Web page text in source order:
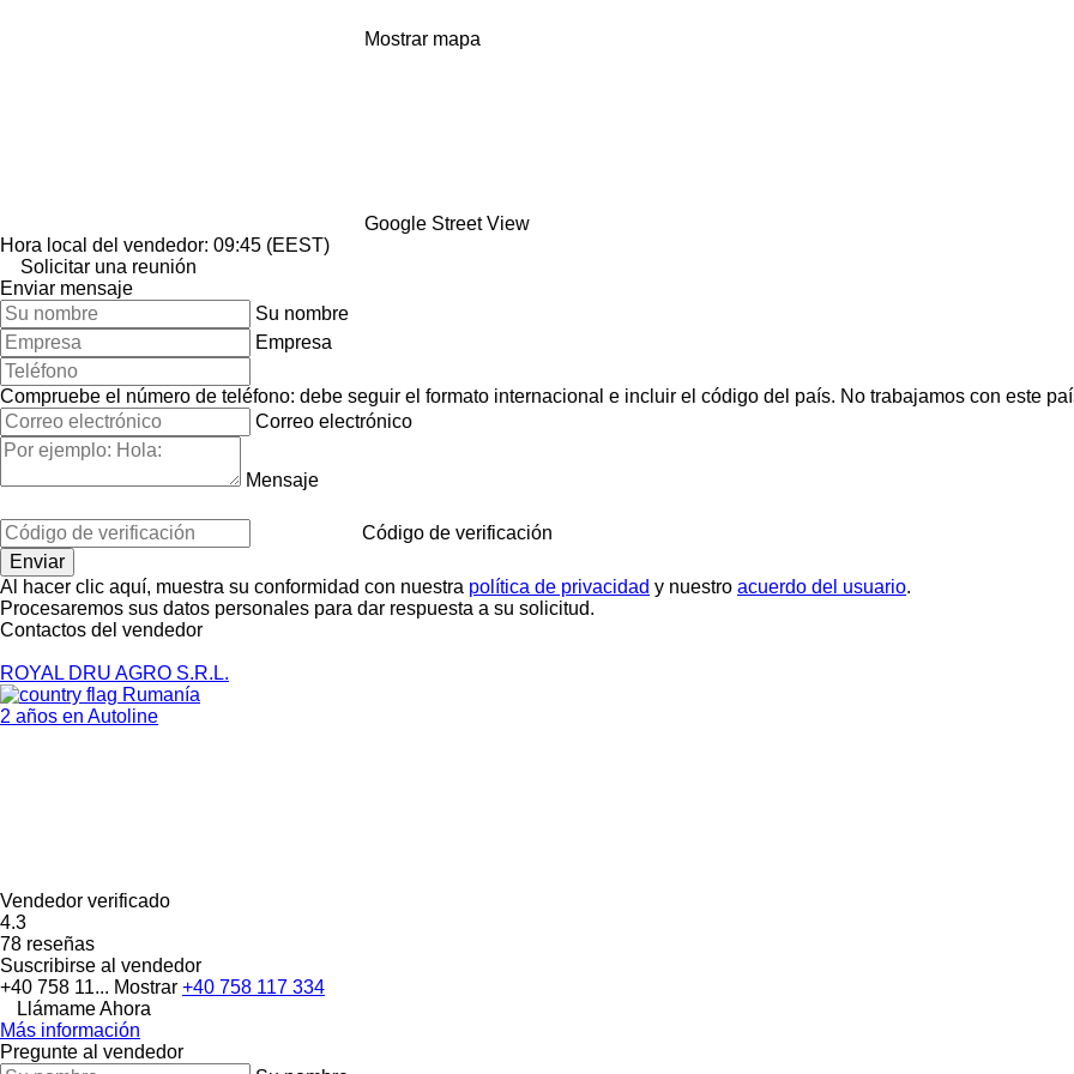
Mostrar mapa
Google Street View
Hora local del vendedor: 09:45 (EEST)
Solicitar una reunión
Enviar mensaje
Su nombre
Empresa
Compruebe el número de teléfono: debe seguir el formato internacional e incluir el código del país. No trabajamos con este
Correo electrónico
Mensaje
Código de verificación
Al hacer clic aquí, muestra su conformidad con nuestra política de privacidad y nuestro acuerdo del usuario.
Procesaremos sus datos personales para dar respuesta a su solicitud.
Contactos del vendedor
ROYAL DRU AGRO S.R.L.
Rumanía
2 años en Autoline
Vendedor verificado
4.3
78 reseñas
Suscribirse al vendedor
+40 758 11... Mostrar +40 758 117 334
Llámame Ahora
Más información
Pregunte al vendedor